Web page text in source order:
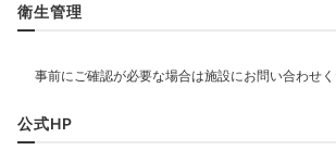
お殿様気分で湯あみ
心身を癒す温泉大浴場
リラクゼーション
飲食
レストラン
衛生管理
公式HP